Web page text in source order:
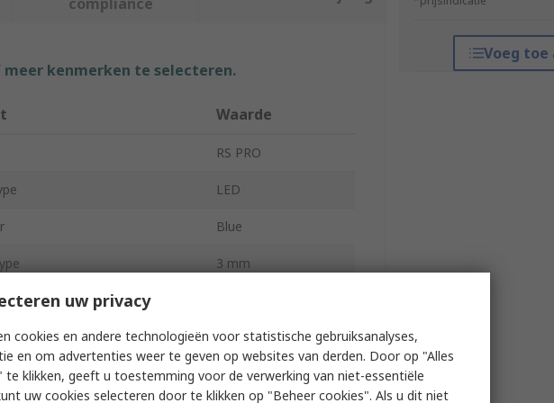
Voeg
kenmerken te selecteren.
Waarde
RS PRO
LED
Blue
3 mm
Current
Through Hole
3.4V
uw privacy
cookies en andere technologieën voor statistische gebruiksanalyses,
en om advertenties weer te geven op websites van derden. Door op "Alles
te klikken, geeft u toestemming voor de verwerking van niet-essentiële
uw cookies selecteren door te klikken op "Beheer cookies". Als u dit niet